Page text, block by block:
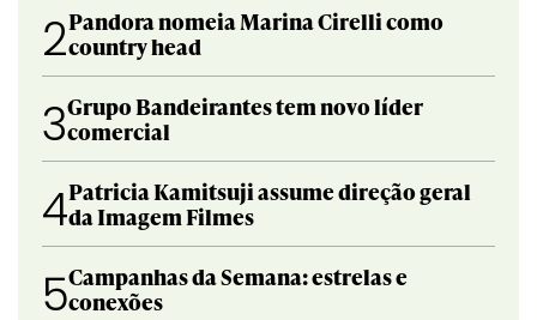
2Pandora nomeia Marina Cirelli como
country head
3Grupo Bandeirantes tem novo líder
comercial
4Patricia Kamitsuji assume direção geral
da Imagem Filmes
5Campanhas da Semana: estrelas e
conexões